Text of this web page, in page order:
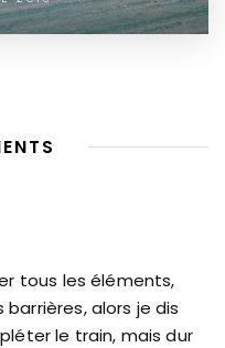
tous les éléments,
alors je dis
le train, mais dur